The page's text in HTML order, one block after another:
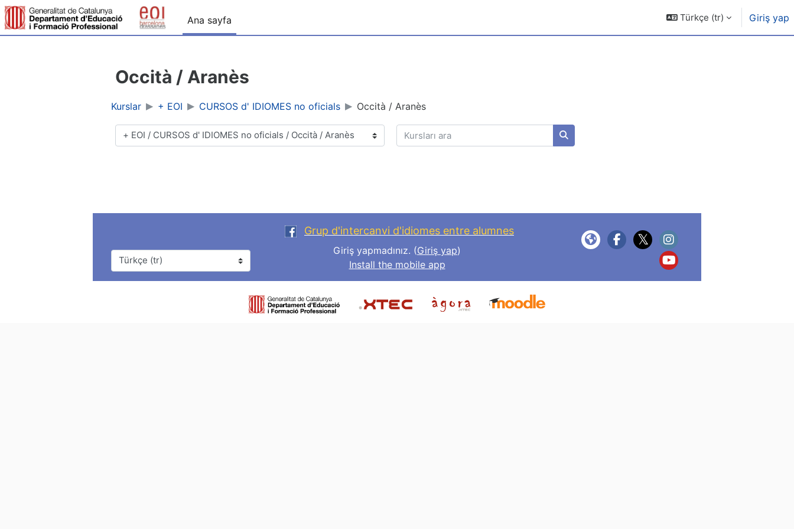
Ana içeriğe git
Ana sayfa
Türkçe ‎(tr)‎ Giriş yap
Occità / Aranès
Kurslar + EOI CURSOS d' IDIOMES no oficials Occità / Aranès
Kurs Kategorileri
Kursları ara
Kursları ara
Dil
Grup d'intercanvi d'idiomes entre alumnes
Giriş yapmadınız. (Giriş yap)
Install the mobile app